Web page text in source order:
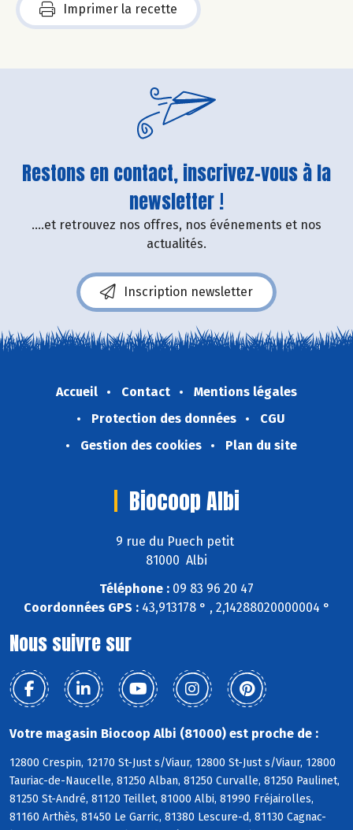
Imprimer la recette
Restons en contact, inscrivez-vous à la
newsletter !
....et retrouvez nos offres, nos événements et nos
actualités.
Inscription newsletter
Accueil Contact
Mentions légales
Protection des données
CGU
Gestion des cookies
Plan du site
Biocoop Albi
9 rue du Puech petit
81000 Albi
Téléphone : 09 83 96 20 47
Coordonnées GPS :43,913178 ° , 2,14288020000004 °
Nous suivre sur
Votre magasin Biocoop Albi (81000) est proche de :
12800 Crespin, 12170 St-Just s/Viaur, 12800 St-Just s/Viaur, 12800
Tauriac-de-Naucelle, 81250 Alban, 81250 Curvalle, 81250 Paulinet,
81250 St-André, 81120 Teillet, 81000 Albi, 81990 Fréjairolles,
81160 Arthès, 81450 Le Garric, 81380 Lescure-d, 81130 Cagnac-